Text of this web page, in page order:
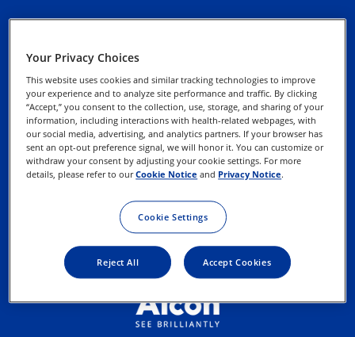
Kontaktujte nás
Zásady ochrany
Informácie o súboroch
cookies
Uplatnite svoje práva
Podmienky používania
Your Privacy Choices
This website uses cookies and similar tracking technologies to improve
your experience and to analyze site performance and traffic. By clicking
“Accept,” you consent to the collection, use, storage, and sharing of your
information, including interactions with health-related webpages, with
our social media, advertising, and analytics partners. If your browser has
sent an opt-out preference signal, we will honor it. You can customize or
withdraw your consent by adjusting your cookie settings. For more
details, please refer to ourCookie Notice and Privacy Notice.
Cookie Settings
Reject All Accept Cookies